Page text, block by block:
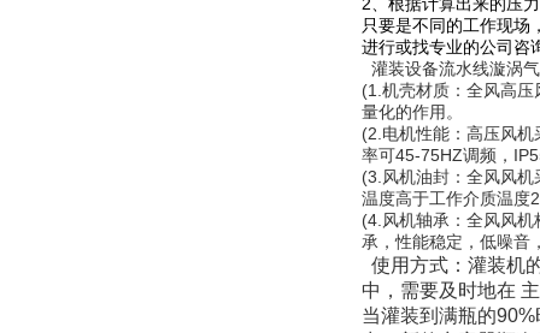
只要是不同的工作现场
进行或找专业的公司咨
灌装设备流水线漩涡
(1.机壳材质：全风高
量化的作用。
(2.电机性能：高压风
率可45-75HZ调频，
(3.风机油封：全风风
温度高于工作介质温度
(4.风机轴承：全风风
承，性能稳定，低噪音
使用方式：灌装机
中，需要及时地在
当灌装到满瓶的